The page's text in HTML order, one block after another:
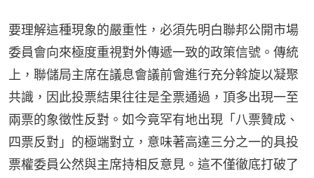
要理解這種現象的嚴重性，必須先明白聯邦公開市場
委員會向來極度重視對外傳遞一致的政策信號。傳統
上，聯儲局主席在議息會議前會進行充分斡旋以凝聚
共識，因此投票結果往往是全票通過，頂多出現一至
兩票的象徵性反對。如今竟罕有地出現「八票贊成、
四票反對」的極端對立，意味著高達三分之一的具投
票權委員公然與主席持相反意見。這不僅徹底打破了